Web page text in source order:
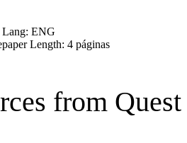
Lang: ENG
Length: 4 páginas
from Quest